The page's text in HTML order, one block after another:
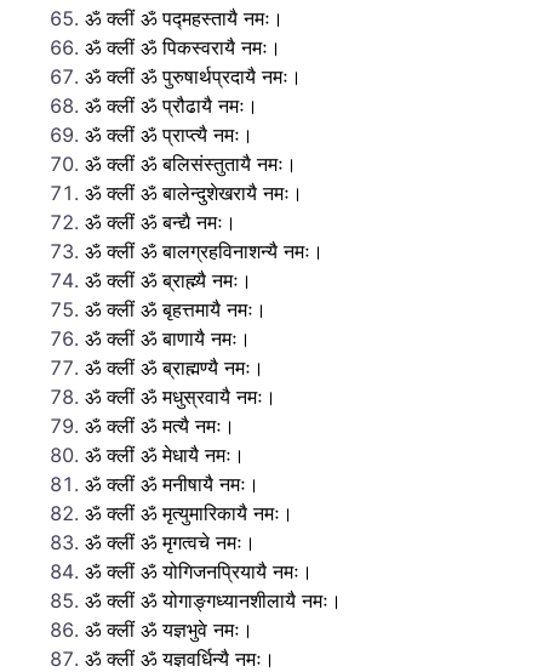
ॐ क्लीं ॐ पद्महस्तायै नमः।
ॐ क्लीं ॐ पिकस्वरायै नमः।
ॐ क्लीं ॐ पुरुषार्थप्रदायै नमः।
ॐ क्लीं ॐ प्रौढायै नमः।
ॐ क्लीं ॐ प्राप्त्यै नमः।
ॐ क्लीं ॐ बलिसंस्तुतायै नमः।
ॐ क्लीं ॐ बालेन्दुशेखरायै नमः।
ॐ क्लीं ॐ बन्द्यै नमः।
ॐ क्लीं ॐ बालग्रहविनाशन्यै नमः।
ॐ क्लीं ॐ ब्राह्म्यै नमः।
ॐ क्लीं ॐ बृहत्तमायै नमः।
ॐ क्लीं ॐ बाणायै नमः।
ॐ क्लीं ॐ ब्राह्मण्यै नमः।
ॐ क्लीं ॐ मधुस्रवायै नमः।
ॐ क्लीं ॐ मत्यै नमः।
ॐ क्लीं ॐ मेधायै नमः।
ॐ क्लीं ॐ मनीषायै नमः।
ॐ क्लीं ॐ मृत्युमारिकायै नमः।
ॐ क्लीं ॐ मृगत्वचे नमः।
ॐ क्लीं ॐ योगिजनप्रियायै नमः।
ॐ क्लीं ॐ योगाङ्गध्यानशीलायै नमः।
ॐ क्लीं ॐ यज्ञभुवे नमः।
ॐ क्लीं ॐ यज्ञवर्धिन्यै नमः।